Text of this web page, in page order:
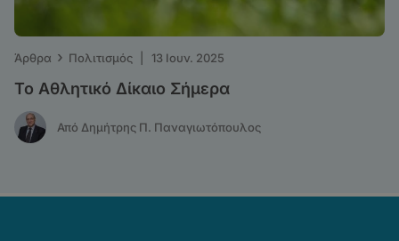
Άρθρα › Πολιτισμός 13 Ιουν. 2025
Το Αθλητικό Δίκαιο Σήμερα
Από Δημήτρης Π. Παναγιωτόπουλος